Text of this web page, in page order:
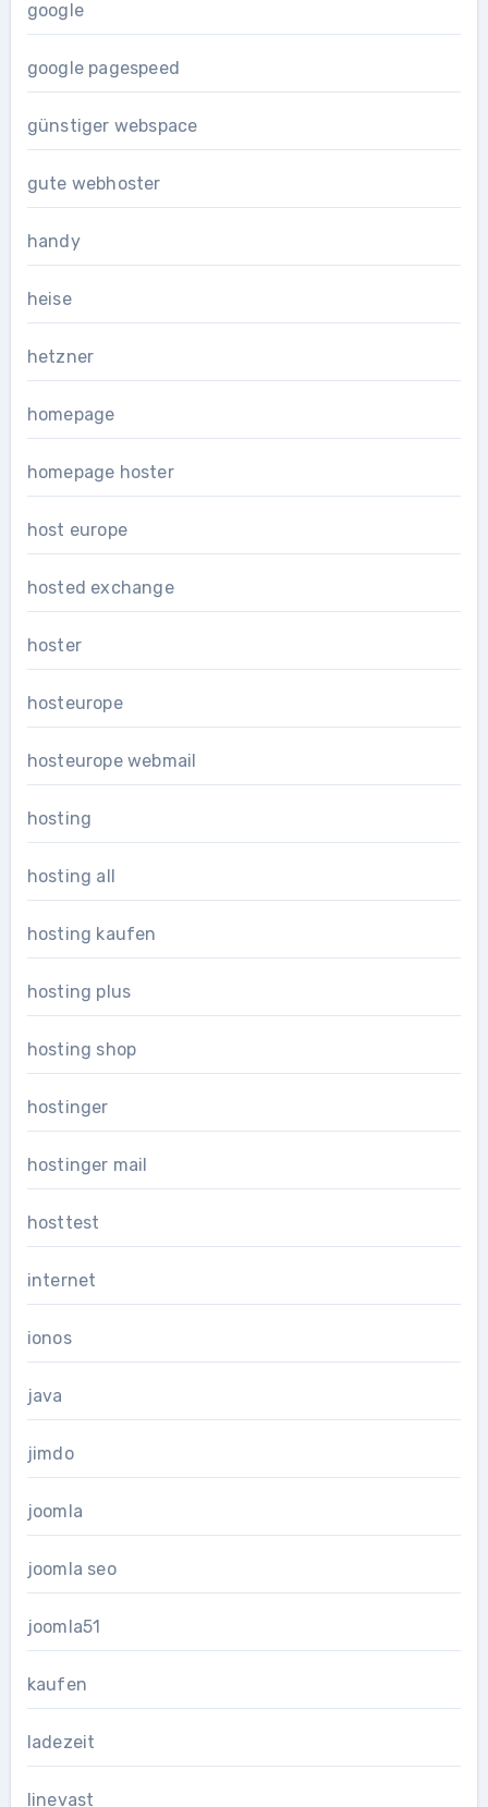
google
google pagespeed
günstiger webspace
gute webhoster
handy
heise
hetzner
homepage
homepage hoster
host europe
hosted exchange
hoster
hosteurope
hosteurope webmail
hosting
hosting all
hosting kaufen
hosting plus
hosting shop
hostinger
hostinger mail
hosttest
internet
ionos
java
jimdo
joomla
joomla seo
joomla51
kaufen
ladezeit
linevast